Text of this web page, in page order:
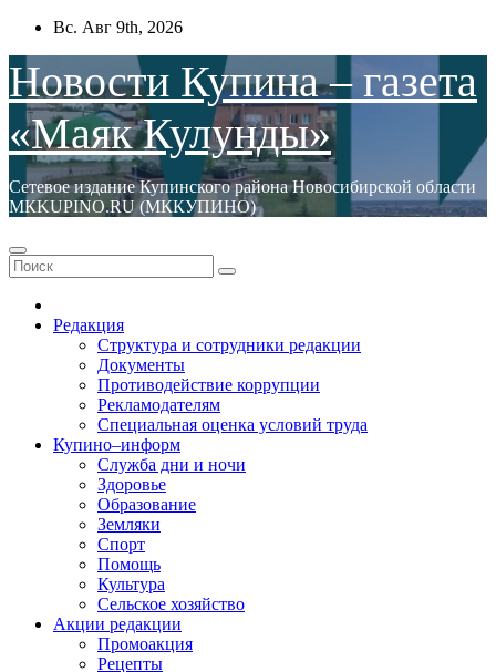
Перейти
содержимому
Вс. Авг 9th, 2026
Новости Купина – газета
«Маяк Кулунды»
Сетевое издание Купинского района Новосибирской области
МКKUPINO.RU (МККУПИНО)
Редакция
Структура и сотрудники редакции
Документы
Противодействие коррупции
Рекламодателям
Специальная оценка условий труда
Купино–информ
Служба дни и ночи
Здоровье
Образование
Земляки
Спорт
Помощь
Культура
Сельское хозяйство
Акции редакции
Промоакция
Рецепты